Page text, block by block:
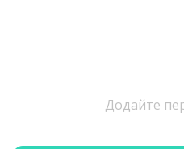
Додайте